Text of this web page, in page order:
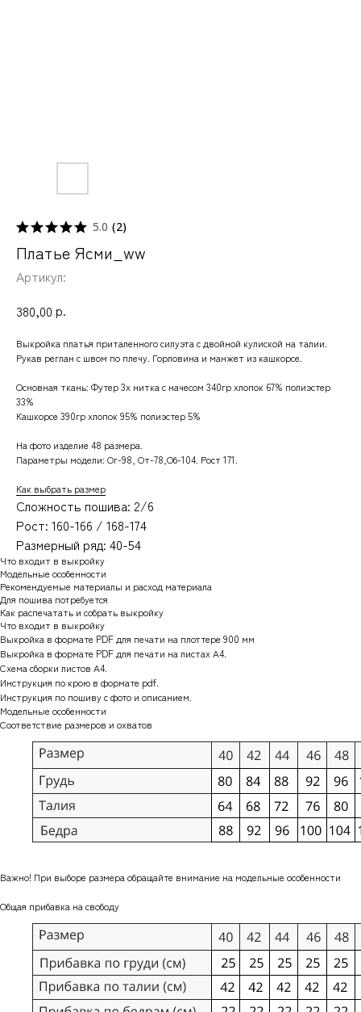
5.0 (2)
Платье Ясми_ww
Артикул:
380,00 р.
Выкройка платья приталенного силуэта с двойной кулиской на талии.
Рукав реглан с швом по плечу. Горловина и манжет из кашкорсе.
Основная ткань: Футер 3х нитка с начесом 340гр хлопок 67% полиэстер
33%
Кашкорсе 390гр хлопок 95% полиэстер 5%
На фото изделие 48 размера.
Параметры модели: Ог-98, От-78,Об-104. Рост 171.
Как выбрать размер
Сложность пошива: 2/6
Рост: 160-166 / 168-174
Размерный ряд: 40-54
Что входит в выкройку
Модельные особенности
Рекомендуемые материалы и расход материала
Для пошива потребуется
Как распечатать и собрать выкройку
Что входит в выкройку
Выкройка в формате PDF для печати на плоттере 900 мм
Выкройка в формате PDF для печати на листах А4.
Схема сборки листов А4.
Инструкция по крою в формате pdf.
Инструкция по пошиву с фото и описанием.
Модельные особенности
Соответствие размеров и охватов
Важно! При выборе размера обращайте внимание на модельные особенности
Общая прибавка на свободу